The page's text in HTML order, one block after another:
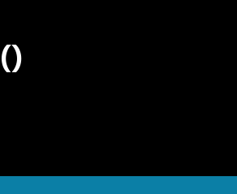
()